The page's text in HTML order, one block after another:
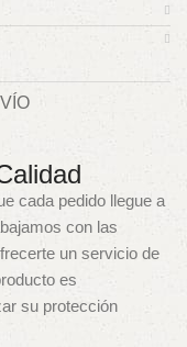
cada pedido llegue a
con las
un servicio de
es
su protección